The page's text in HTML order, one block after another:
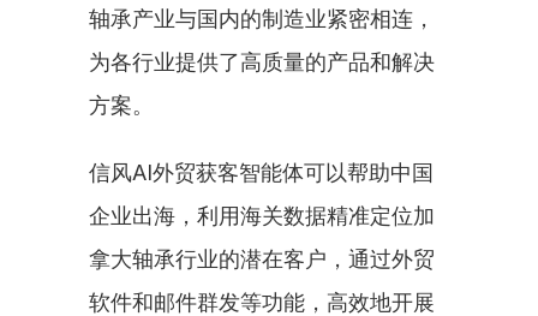
轴承产业与国内的制造业紧密相连，
为各行业提供了高质量的产品和解决
方案。
信风AI外贸获客智能体可以帮助中国
企业出海，利用海关数据精准定位加
拿大轴承行业的潜在客户，通过外贸
软件和邮件群发等功能，高效地开展